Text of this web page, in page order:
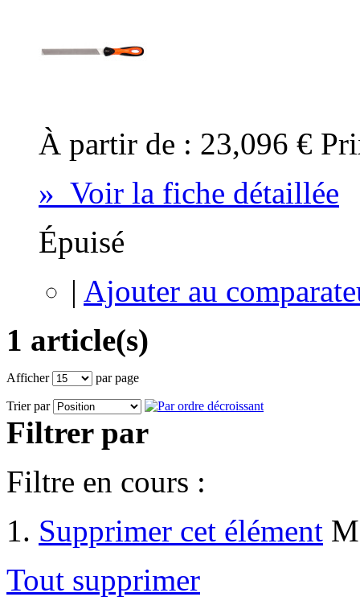
À partir de : 23,096 €
» Voir la fiche détaillée
Épuisé
| Ajouter au
1 article(s)
Afficher par page
Trier par
Filtrer par
Filtre en cours :
Supprimer cet élément
Tout supprimer